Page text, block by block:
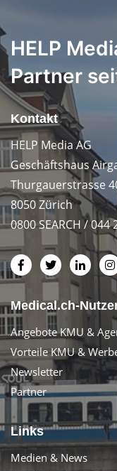
HELP
Partner
Kontakt
HELP Media AG
Geschäftshaus
Thurgauerstrasse
8050 Zürich
0800 SEARCH / 044
Medical.ch-
Angebote KMU &
Vorteile KMU &
Newsletter
Partner
Links
Medien & News